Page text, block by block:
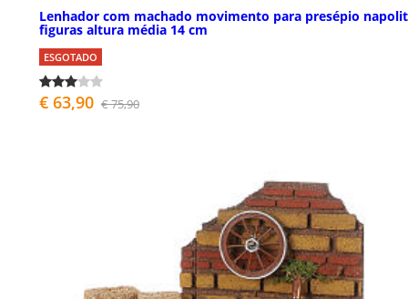
Lenhador com machado movimento para presépio
figuras altura média 14 cm
ESGOTADO
€ 63,90 € 75,90